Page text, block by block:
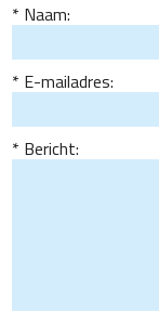
Naam:
E-mailadres:
Bericht: